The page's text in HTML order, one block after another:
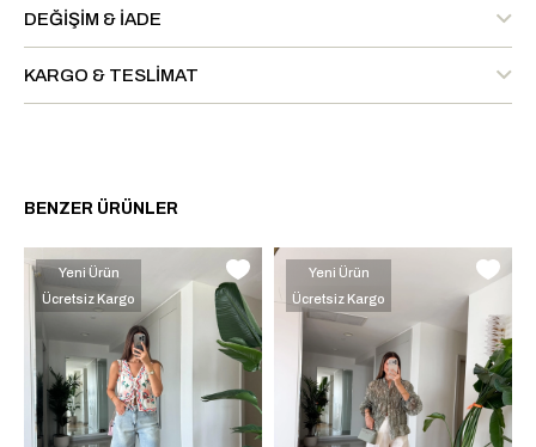
DEĞIŞIM & İADE
KARGO & TESLIMAT
BENZER ÜRÜNLER
Yeni Ürün
Ücretsiz Kargo
Yeni Ürün
Ücretsiz Kargo